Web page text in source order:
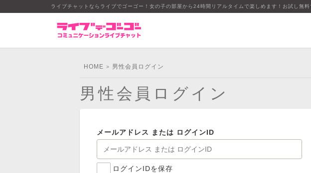
ライブチャットならライブでゴーゴー！女の子の部屋から24時間リアルタイムで楽しめます！お試し無料
HOME > 男性会員ログイン
男性会員ログイン
メールアドレス または ログインID
ログインIDを保存